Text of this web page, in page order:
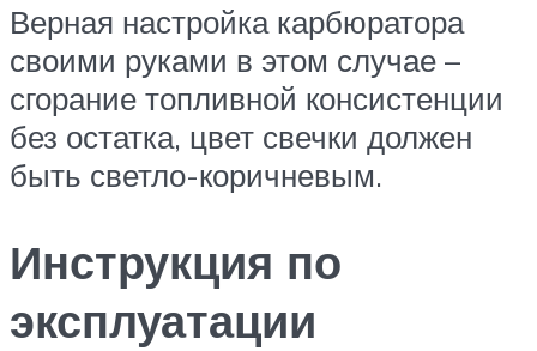
Верная настройка карбюратора
своими руками в этом случае –
сгорание топливной консистенции
без остатка, цвет свечки должен
быть светло-коричневым.
Инструкция по
эксплуатации